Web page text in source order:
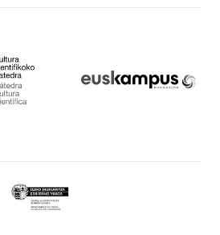
Eusko
Jaurlaritza